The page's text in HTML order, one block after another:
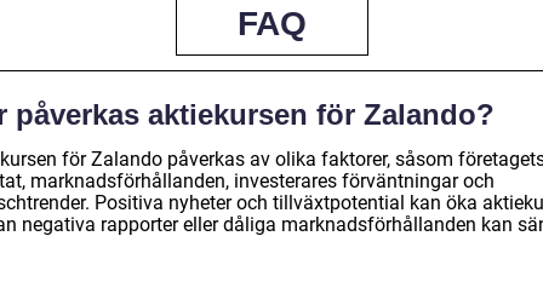
FAQ
påverkas aktiekursen för Zalando?
för Zalando påverkas av olika faktorer, såsom
marknadsförhållanden, investerares förväntningar och
Positiva nyheter och tillväxtpotential kan öka
negativa rapporter eller dåliga marknadsförhållanden kan